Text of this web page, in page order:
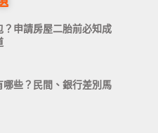
？申請房屋二胎前必知成
哪些？民間、銀行差別馬